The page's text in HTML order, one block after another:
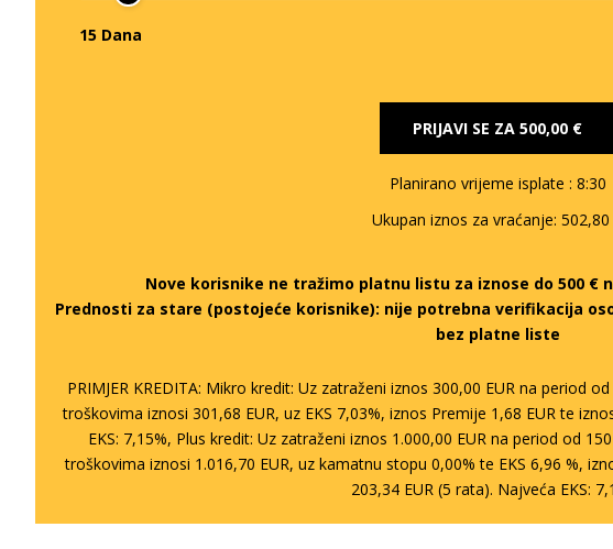
15 Dana
PRIJAVI SE ZA 500,00 €
Planirano vrijeme isplate : 8:30
Ukupan iznos za vraćanje:
Nove korisnike ne tražimo platnu listu za iznose do 500 €
Prednosti za stare (postojeće korisnike): nije potrebna verifikacija
bez platne liste
PRIMJER KREDITA: Mikro kredit: Uz zatraženi iznos 300,00 EUR na period
troškovima iznosi 301,68 EUR, uz EKS 7,03%, iznos Premije 1,68 EUR te
EKS: 7,15%, Plus kredit: Uz zatraženi iznos 1.000,00 EUR na period od
troškovima iznosi 1.016,70 EUR, uz kamatnu stopu 0,00% te EKS 6,96 %,
203,34 EUR (5 rata). Najveća EKS: